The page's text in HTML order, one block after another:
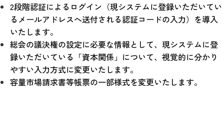
2段階認証によるログイン（現システムに登録いただいてい
るメールアドレスへ送付される認証コードの入力）を導入
いたします。
総会の議決権の設定に必要な情報として、現システムに登
録いただいている「資本関係」について、視覚的に分かり
やすい入力方式に変更いたします。
容量市場請求書等帳票の一部様式を変更いたします。